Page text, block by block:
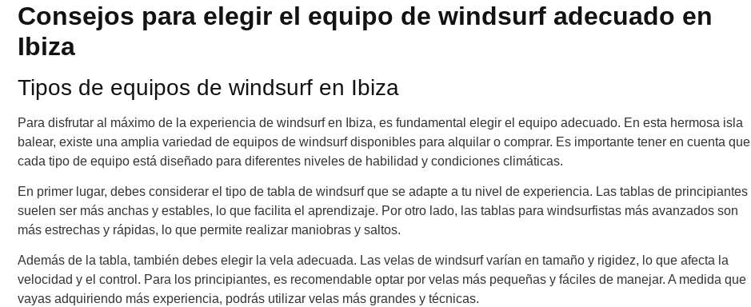
Consejos para elegir el equipo de windsurf adecuado en
Ibiza
Tipos de equipos de windsurf en Ibiza
Para disfrutar al máximo de la experiencia de windsurf en Ibiza, es fundamental elegir el equipo adecuado. En esta hermosa isla
balear, existe una amplia variedad de equipos de windsurf disponibles para alquilar o comprar. Es importante tener en cuenta que
cada tipo de equipo está diseñado para diferentes niveles de habilidad y condiciones climáticas.
En primer lugar, debes considerar el tipo de tabla de windsurf que se adapte a tu nivel de experiencia. Las tablas de principiantes
suelen ser más anchas y estables, lo que facilita el aprendizaje. Por otro lado, las tablas para windsurfistas más avanzados son
más estrechas y rápidas, lo que permite realizar maniobras y saltos.
Además de la tabla, también debes elegir la vela adecuada. Las velas de windsurf varían en tamaño y rigidez, lo que afecta la
velocidad y el control. Para los principiantes, es recomendable optar por velas más pequeñas y fáciles de manejar. A medida que
vayas adquiriendo más experiencia, podrás utilizar velas más grandes y técnicas.